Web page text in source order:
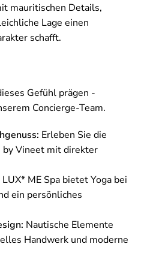
mauritischen Details,
Lage einen
schafft.
Gefühl prägen -
Concierge-Team.
Erleben Sie die
Vineet mit direkter
LUX* ME Spa bietet Yoga bei
ein persönliches
Nautische Elemente
Handwerk und moderne